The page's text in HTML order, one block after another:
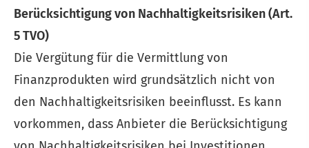
Berücksichtigung von Nachhaltigkeitsrisiken (Art.
5 TVO)
Die Vergütung für die Vermittlung von
Finanzprodukten wird grundsätzlich nicht von
den Nachhaltigkeitsrisiken beeinflusst. Es kann
vorkommen, dass Anbieter die Berücksichtigung